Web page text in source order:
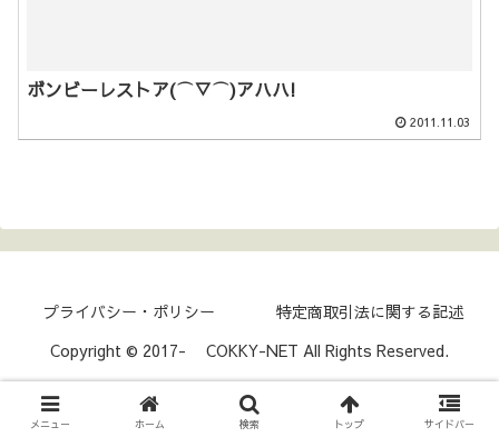
ボンビーレストア(⌒▽⌒)アハハ!
2011.11.03
プライバシー・ポリシー
特定商取引法に関する記述
Copyright © 2017- COKKY-NET All Rights Reserved.
メニュー ホーム 検索 トップ サイドバー